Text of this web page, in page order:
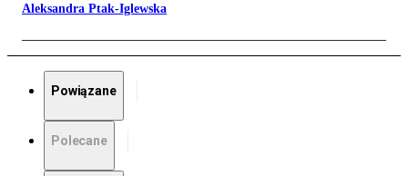
Aleksandra Ptak-Iglewska
Powiązane
Polecane